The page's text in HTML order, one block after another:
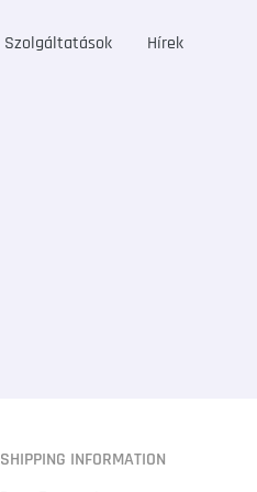
Szolgáltatások Hírek
SHIPPING INFORMATION